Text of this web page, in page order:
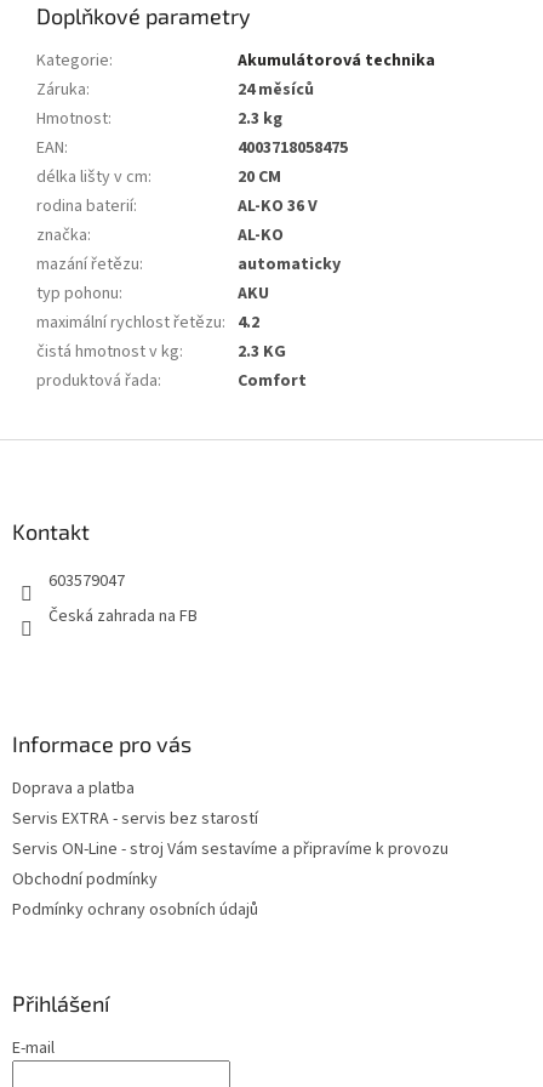
Doplňkové parametry
Kategorie:
Akumulátorová technika
Záruka:
24 měsíců
Hmotnost:
2.3 kg
EAN:
4003718058475
délka lišty v cm:
20 CM
rodina baterií:
AL-KO 36 V
značka:
AL-KO
mazání řetězu:
automaticky
typ pohonu:
AKU
maximální rychlost řetězu: 4.2
čistá hmotnost v kg:
2.3 KG
produktová řada: Comfort
Kontakt
603579047
Česká zahrada na FB
Informace pro vás
Doprava a platba
Servis EXTRA - servis bez starostí
Servis ON-Line - stroj Vám sestavíme a připravíme k provozu
Obchodní podmínky
Podmínky ochrany osobních údajů
Přihlášení
E-mail